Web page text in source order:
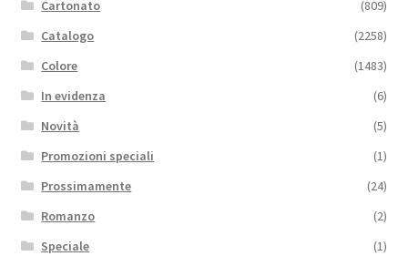
Cartonato
(809)
Catalogo
(2258)
Colore
(1483)
In evidenza
(6)
Novità
(5)
Promozioni speciali
(1)
Prossimamente
(24)
Romanzo
(2)
Speciale
(1)